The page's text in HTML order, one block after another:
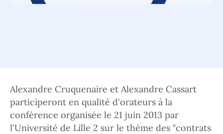
Alexandre Cruquenaire et Alexandre Cassart
participeront en qualité d'orateurs à la
conférence organisée le 21 juin 2013 par
l'Université de Lille 2 sur le thème des "contrats